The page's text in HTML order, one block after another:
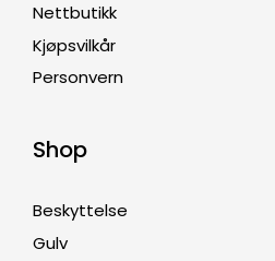
Nettbutikk
Kjøpsvilkår
Personvern
Shop
Beskyttelse
Gulv